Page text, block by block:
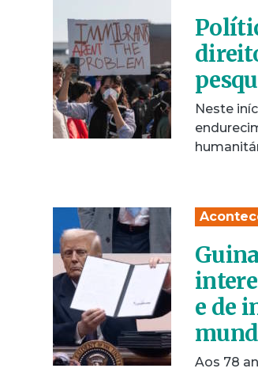
Neste
e de
Aos 78